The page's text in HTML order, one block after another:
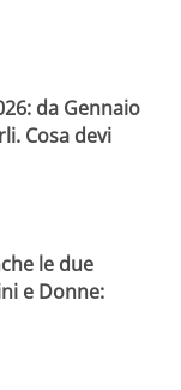
da Gennaio
Cosa devi
le due
e Donne: